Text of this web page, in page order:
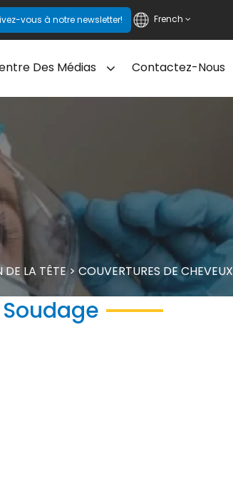
vous à notre newsletter! French
Des Médias Contactez-Nous
DE LA TÊTE> COUVERTURES DE CHEVEUX